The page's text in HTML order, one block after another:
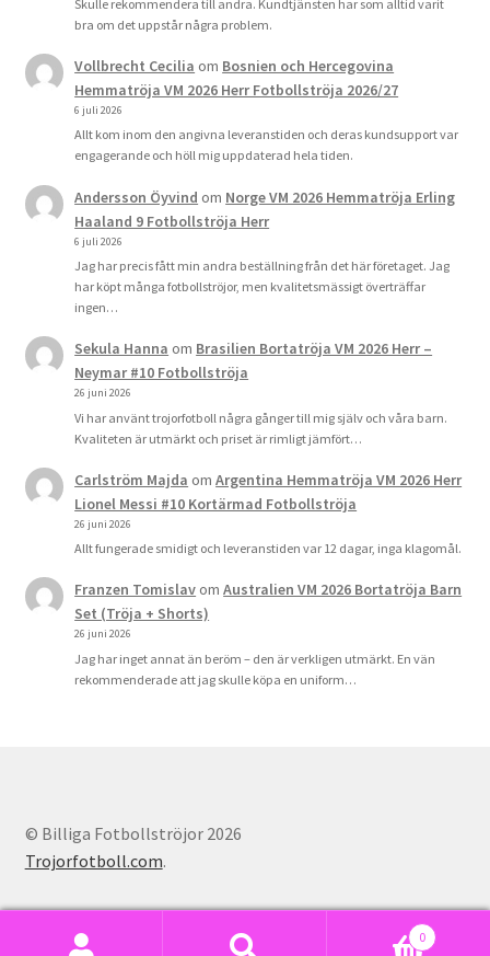
Skulle rekommendera till andra. Kundtjänsten har som alltid varit
bra om det uppstår några problem.
Vollbrecht Cecilia om Bosnien och Hercegovina
Hemmatröja VM 2026 Herr Fotbollströja 2026/27
6 juli 2026
Allt kom inom den angivna leveranstiden och deras kundsupport var
engagerande och höll mig uppdaterad hela tiden.
Andersson Öyvind om Norge VM 2026 Hemmatröja Erling
Haaland 9 Fotbollströja Herr
6 juli 2026
Jag har precis fått min andra beställning från det här företaget. Jag
har köpt många fotbollströjor, men kvalitetsmässigt överträffar
ingen…
Sekula Hanna om Brasilien Bortatröja VM 2026 Herr –
Neymar #10 Fotbollströja
26 juni 2026
Vi har använt trojorfotboll några gånger till mig själv och våra barn.
Kvaliteten är utmärkt och priset är rimligt jämfört…
Carlström Majda omArgentina Hemmatröja VM 2026 Herr
Lionel Messi #10 Kortärmad Fotbollströja
26 juni 2026
Allt fungerade smidigt och leveranstiden var 12 dagar, inga klagomål.
Franzen TomislavomAustralien VM 2026 Bortatröja Barn
Set (Tröja + Shorts)
26 juni 2026
Jag har inget annat än beröm – den är verkligen utmärkt. En vän
rekommenderade att jag skulle köpa en uniform…
© Billiga Fotbollströjor 2026
Trojorfotboll.com.
0